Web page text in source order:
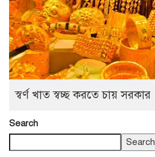
স্বর্ণ খাত স্বচ্ছ করতে চায় সরকার
Search
Search